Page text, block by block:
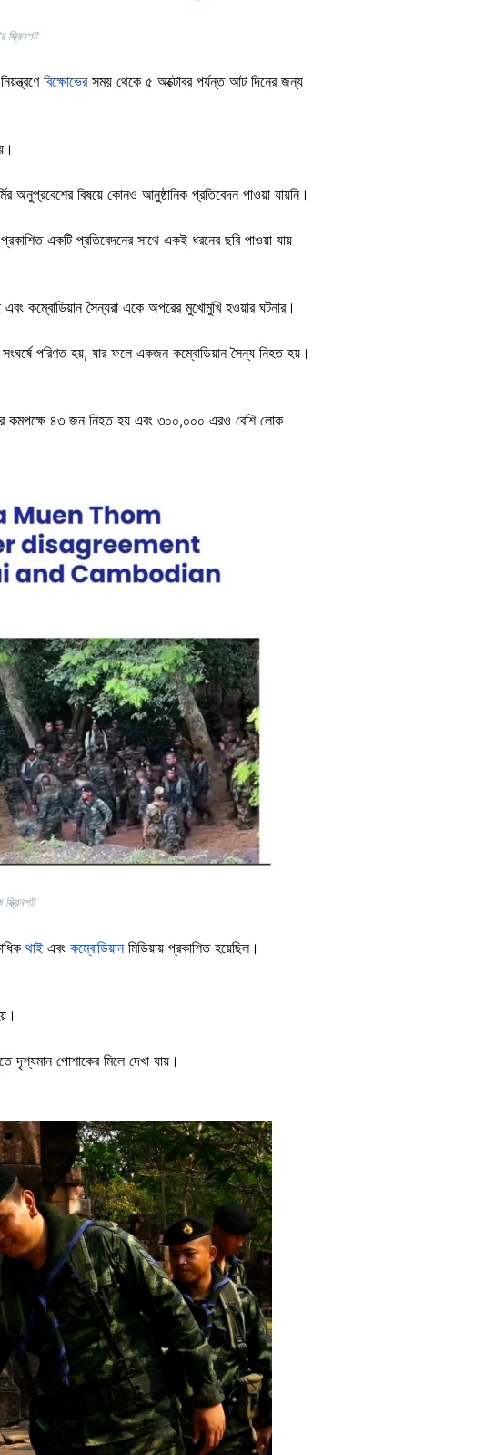
বিক্ষোভের সময় থেকে ৫ অক্টোবর পর্যন্ত আট দিনের জন্য
অনুপ্রবেশের বিষয়ে কোনও আনুষ্ঠানিক প্রতিবেদন পাওয়া যায়নি।
একটি প্রতিবেদনের সাথে একই ধরনের ছবি পাওয়া যায়
এবং কম্বোডিয়ান সৈন্যরা একে অপরের মুখোমুখি হওয়ার ঘটনার।
সংঘর্ষে পরিণত হয়, যার ফলে একজন কম্বোডিয়ান সৈন্য নিহত হয়।
কমপক্ষে ৪৩ জন নিহত হয় এবং ৩০০,০০০ এরও বেশি লোক
থাই এবং কম্বোডিয়ানমিডিয়ায় প্রকাশিত হয়েছিল।
তে দৃশ্যমান পোশাকের মিলে দেখা যায়।